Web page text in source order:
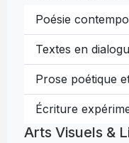
Poésie
Textes en
Prose poétique
Écriture
Arts Visuels &